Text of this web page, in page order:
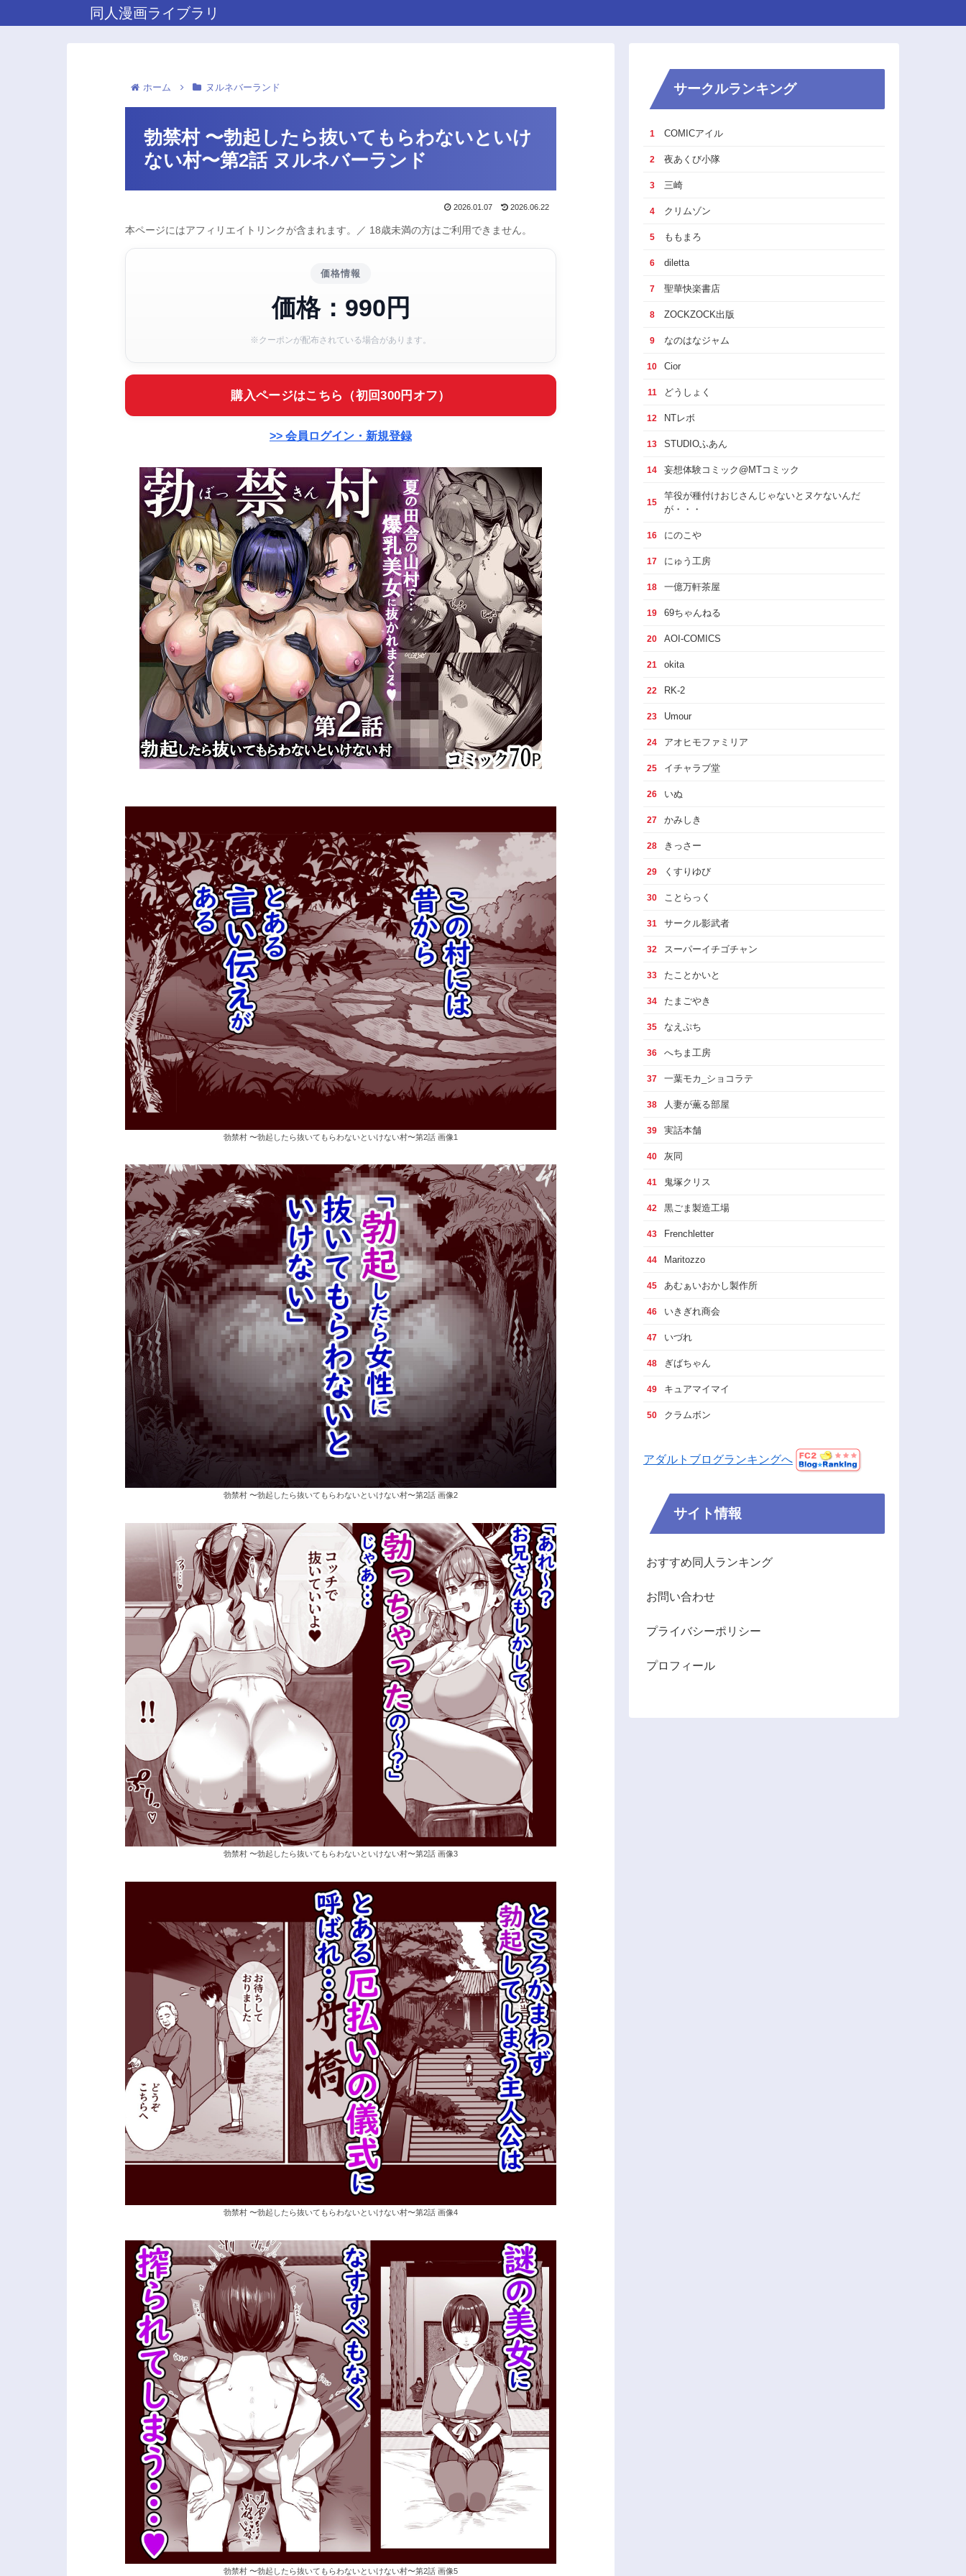
同人漫画ライブラリ
ホーム ヌルネバーランド
勃禁村 〜勃起したら抜いてもらわないといけ
ない村〜第2話 ヌルネバーランド
2026.01.07 2026.06.22
本ページにはアフィリエイトリンクが含まれます。／ 18歳未満の方はご利用できません。
価格情報
価格：990円
※クーポンが配布されている場合があります。
購入ページはこちら（初回300円オフ）
>> 会員ログイン・新規登録
勃禁村 〜勃起したら抜いてもらわないといけない村〜第2話 画像1
勃禁村 〜勃起したら抜いてもらわないといけない村〜第2話 画像2
勃禁村 〜勃起したら抜いてもらわないといけない村〜第2話 画像3
勃禁村 〜勃起したら抜いてもらわないといけない村〜第2話 画像4
勃禁村 〜勃起したら抜いてもらわないといけない村〜第2話 画像5
サークルランキング
1 COMICアイル
2 夜あくび小隊
3 三崎
4 クリムゾン
5 ももまろ
6 diletta
7 聖華快楽書店
8 ZOCKZOCK出版
9 なのはなジャム
10 Cior
11 どうしょく
12 NTレボ
13 STUDIOふあん
14 妄想体験コミック@MTコミック
15
竿役が種付けおじさんじゃないとヌケないんだ
が・・・
16 にのこや
17 にゅう工房
18 一億万軒茶屋
19 69ちゃんねる
20 AOI-COMICS
21 okita
22 RK-2
23 Umour
24 アオヒモファミリア
25 イチャラブ堂
26 いぬ
27 かみしき
28 きっさー
29 くすりゆび
30 ことらっく
31 サークル影武者
32 スーパーイチゴチャン
33 たことかいと
34 たまごやき
35 なえぷち
36 へちま工房
37 一葉モカ_ショコラテ
38 人妻が薫る部屋
39 実話本舗
40 灰同
41 鬼塚クリス
42 黒ごま製造工場
43 Frenchletter
44 Maritozzo
45 あむぁいおかし製作所
46 いきぎれ商会
47 いづれ
48 ぎばちゃん
49 キュアマイマイ
50 クラムボン
アダルトブログランキングへ
サイト情報
おすすめ同人ランキング
お問い合わせ
プライバシーポリシー
プロフィール